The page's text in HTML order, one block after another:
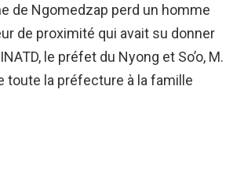
de Ngomedzap perd un homme
de proximité qui avait su donner
le préfet du Nyong et So’o, M.
toute la préfecture à la famille